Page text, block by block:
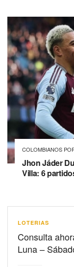
COLOMBIANOS
Jhon Jáder
Villa: 6
LOTERIAS
Consulta
Luna –